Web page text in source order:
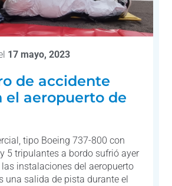
17 mayo, 2023
de accidente
el aeropuerto de
tipo Boeing 737-800 con
5 tripulantes a bordo sufrió ayer
instalaciones del aeropuerto
una salida de pista durante el